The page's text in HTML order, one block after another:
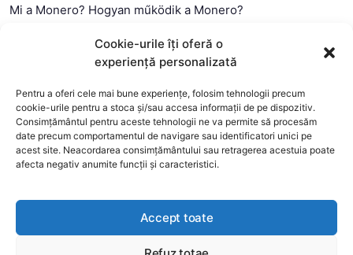
Cookie-urile îți oferă o
experiență personalizată
Pentru a oferi cele mai bune experiențe, folosim tehnologii precum
cookie-urile pentru a stoca și/sau accesa informații de pe dispozitiv.
Consimțământul pentru aceste tehnologii ne va permite să procesăm
date precum comportamentul de navigare sau identificatori unici pe
acest site. Neacordarea consimțământului sau retragerea acestuia poate
afecta negativ anumite funcții și caracteristici.
Accept toate
Mi a Monero? Hogyan működik a Monero?
Mi a blokklánc (technológia)?